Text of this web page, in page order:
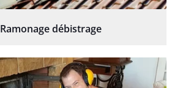
Ramonage débistrage